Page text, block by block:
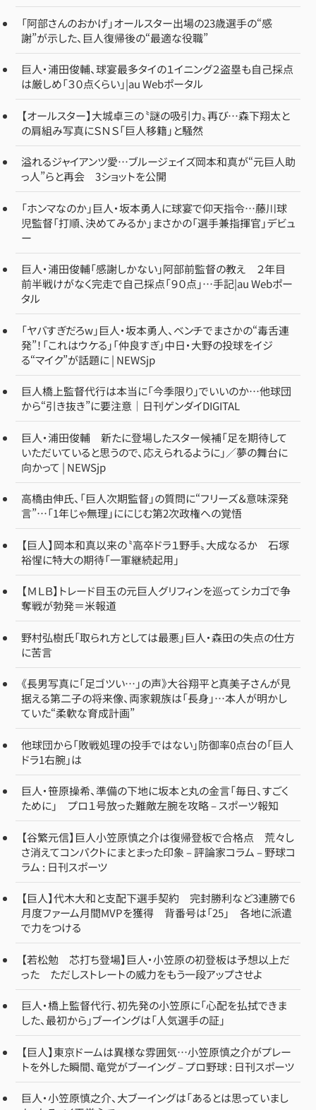
「阿部さんのおかげ」オールスター出場の23歳選手の“感
謝”が示した、巨人復帰後の“最適な役職”
巨人・浦田俊輔、球宴最多タイの１イニング２盗塁も自己採点
は厳しめ「３０点くらい」|au Webポータル
【オールスター】大城卓三の〝謎の吸引力〟再び…森下翔太と
の肩組み写真にＳＮＳ「巨人移籍」と騒然
溢れるジャイアンツ愛…ブルージェイズ岡本和真が“元巨人助
っ人”らと再会 3ショットを公開
「ホンマなのか」巨人・坂本勇人に球宴で仰天指令…藤川球
児監督「打順、決めてみるか」まさかの「選手兼指揮官」デビュ
ー
巨人・浦田俊輔「感謝しかない」阿部前監督の教え ２年目
前半戦けがなく完走で自己採点「９０点」…手記|au Webポー
タル
「ヤバすぎだろw」巨人・坂本勇人、ベンチでまさかの“毒舌連
発”！「これはウケる」「仲良すぎ」中日・大野の投球をイジ
る“マイク”が話題に | NEWSjp
巨人橋上監督代行は本当に「今季限り」でいいのか…他球団
から“引き抜き”に要注意｜日刊ゲンダイDIGITAL
巨人・浦田俊輔 新たに登場したスター候補「足を期待して
いただいていると思うので、応えられるように」／夢の舞台に
向かって | NEWSjp
高橋由伸氏、「巨人次期監督」の質問に“フリーズ＆意味深発
言”…「1年じゃ無理」ににじむ第2次政権への覚悟
【巨人】岡本和真以来の〝高卒ドラ１野手〟大成なるか 石塚
裕惺に特大の期待「一軍継続起用」
【ＭＬＢ】トレード目玉の元巨人グリフィンを巡ってシカゴで争
奪戦が勃発＝米報道
野村弘樹氏「取られ方としては最悪」巨人・森田の失点の仕方
に苦言
《長男写真に「足ゴツい…」の声》大谷翔平と真美子さんが見
据える第二子の将来像、両家親族は「長身」…本人が明かし
ていた“柔軟な育成計画”
他球団から「敗戦処理の投手ではない」防御率0点台の「巨人
ドラ1右腕」は
巨人・笹原操希、準備の下地に坂本と丸の金言「毎日、すごく
ために」 プロ１号放った難敵左腕を攻略 – スポーツ報知
【谷繁元信】巨人小笠原慎之介は復帰登板で合格点 荒々し
さ消えてコンパクトにまとまった印象 – 評論家コラム – 野球コ
ラム : 日刊スポーツ
【巨人】代木大和と支配下選手契約 完封勝利など3連勝で6
月度ファーム月間MVPを獲得 背番号は「25」 各地に派遣
で力をつける
【若松勉 芯打ち登場】巨人・小笠原の初登板は予想以上だ
った ただしストレートの威力をもう一段アップさせよ
巨人・橋上監督代行、初先発の小笠原に「心配を払拭できま
した、最初から」ブーイングは「人気選手の証」
【巨人】東京ドームは異様な雰囲気…小笠原慎之介がプレー
トを外した瞬間、竜党がブーイング – プロ野球 : 日刊スポーツ
巨人・小笠原慎之介、大ブーイングは「あるとは思っていまし